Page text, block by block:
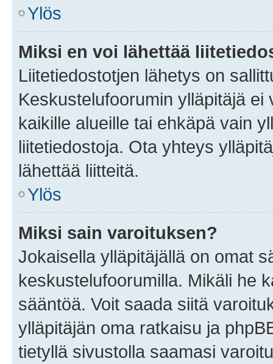
Ylös
Miksi en voi lähettää
Liitetiedostotjen lähetys on
Keskustelufoorumin ylläpitäjä
kaikille alueille tai ehkäpä vain
liitetiedostoja. Ota yhteys
lähettää liitteitä.
Ylös
Miksi sain varoituksen?
Jokaisella ylläpitäjällä on omat
keskustelufoorumilla. Mikäli he
sääntöä. Voit saada siitä
ylläpitäjän oma ratkaisu ja
tietyllä sivustolla saamasi